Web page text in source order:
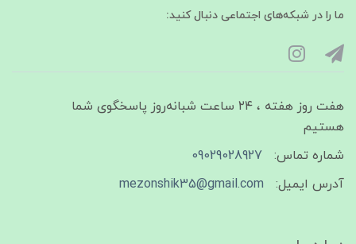
ما را در شبکه‌های اجتماعی دنبال کنید:
هفت روز هفته ، ۲۴ ساعت شبانه‌روز پاسخگوی شما
هستیم
شماره تماس:
09029028927
آدرس ایمیل:
mezonshik35@gmail.com